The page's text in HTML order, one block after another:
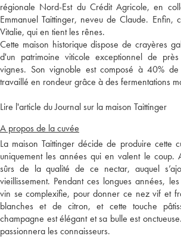
régionale Nord-Est du Crédit Agricole, en
Emmanuel Taittinger, neveu de Claude. Enfin,
Vitalie, qui en tient les rênes.
Cette maison historique dispose de crayères
d'un patrimoine viticole exceptionnel de
vignes. Son vignoble est composé à 40% de
travaillé en rondeur grâce à des fermentations
Lire l'article du Journal sur la maison Taittinger
A propos de la cuvée
La maison Taittinger décide de produire cette
uniquement les années qui en valent le coup.
sûrs de la qualité de ce nectar, auquel
vieillissement. Pendant ces longues années,
vin se complexifie, pour donner ce nez vif et
blanches et de citron, et cette touche
champagne est élégant et sa bulle est
passionnera les connaisseurs.